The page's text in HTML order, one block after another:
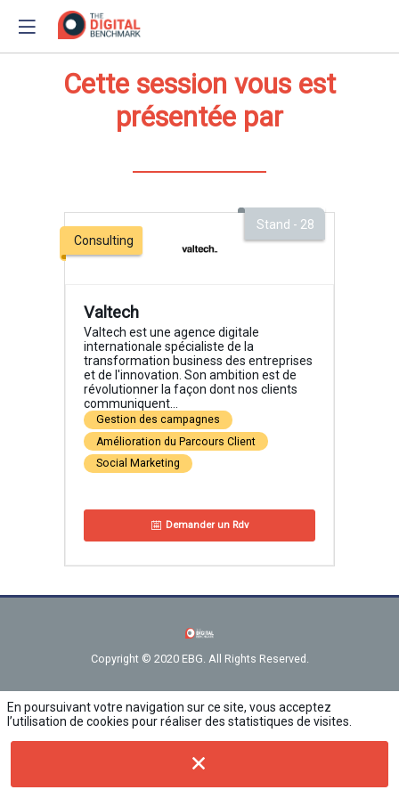
Cette session vous est
présentée par
Consulting
Stand - 28
Valtech
Valtech est une agence digitale
internationale spécialiste de la
transformation business des entreprises
et de l'innovation. Son ambition est de
révolutionner la façon dont nos clients
communiquent...
Gestion des campagnes
Amélioration du Parcours Client
Social Marketing
Demander un Rdv
Copyright © 2020 EBG. All Rights Reserved.
En poursuivant votre navigation sur ce site, vous acceptez
l’utilisation de cookies pour réaliser des statistiques de visites.